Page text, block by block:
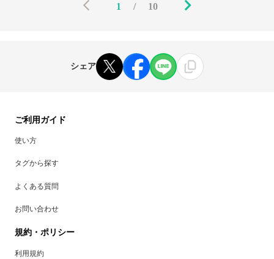
1 / 10
シェア
ご利用ガイド
使い方
タグから探す
よくある質問
お問い合わせ
規約・ポリシー
利用規約